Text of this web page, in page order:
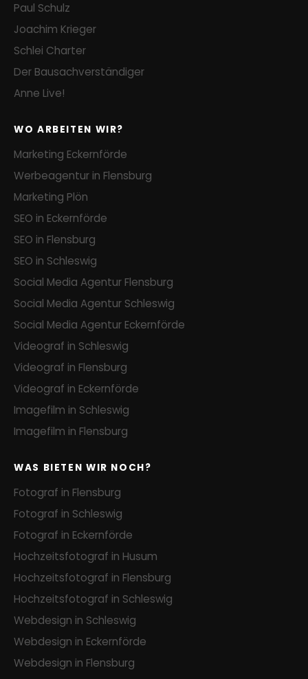
Paul Schulz
Joachim Krieger
Schlei Charter
Der Bausachverständiger
Anne Live!
WO ARBEITEN WIR?
Marketing Eckernförde
Werbeagentur in Flensburg
Marketing Plön
SEO in Eckernförde
SEO in Flensburg
SEO in Schleswig
Social Media Agentur Flensburg
Social Media Agentur Schleswig
Social Media Agentur Eckernförde
Videograf in Schleswig
Videograf in Flensburg
Videograf in Eckernförde
Imagefilm in Schleswig
Imagefilm in Flensburg
WAS BIETEN WIR NOCH?
Fotograf in Flensburg
Fotograf in Schleswig
Fotograf in Eckernförde
Hochzeitsfotograf in Husum
Hochzeitsfotograf in Flensburg
Hochzeitsfotograf in Schleswig
Webdesign in Schleswig
Webdesign in Eckernförde
Webdesign in Flensburg